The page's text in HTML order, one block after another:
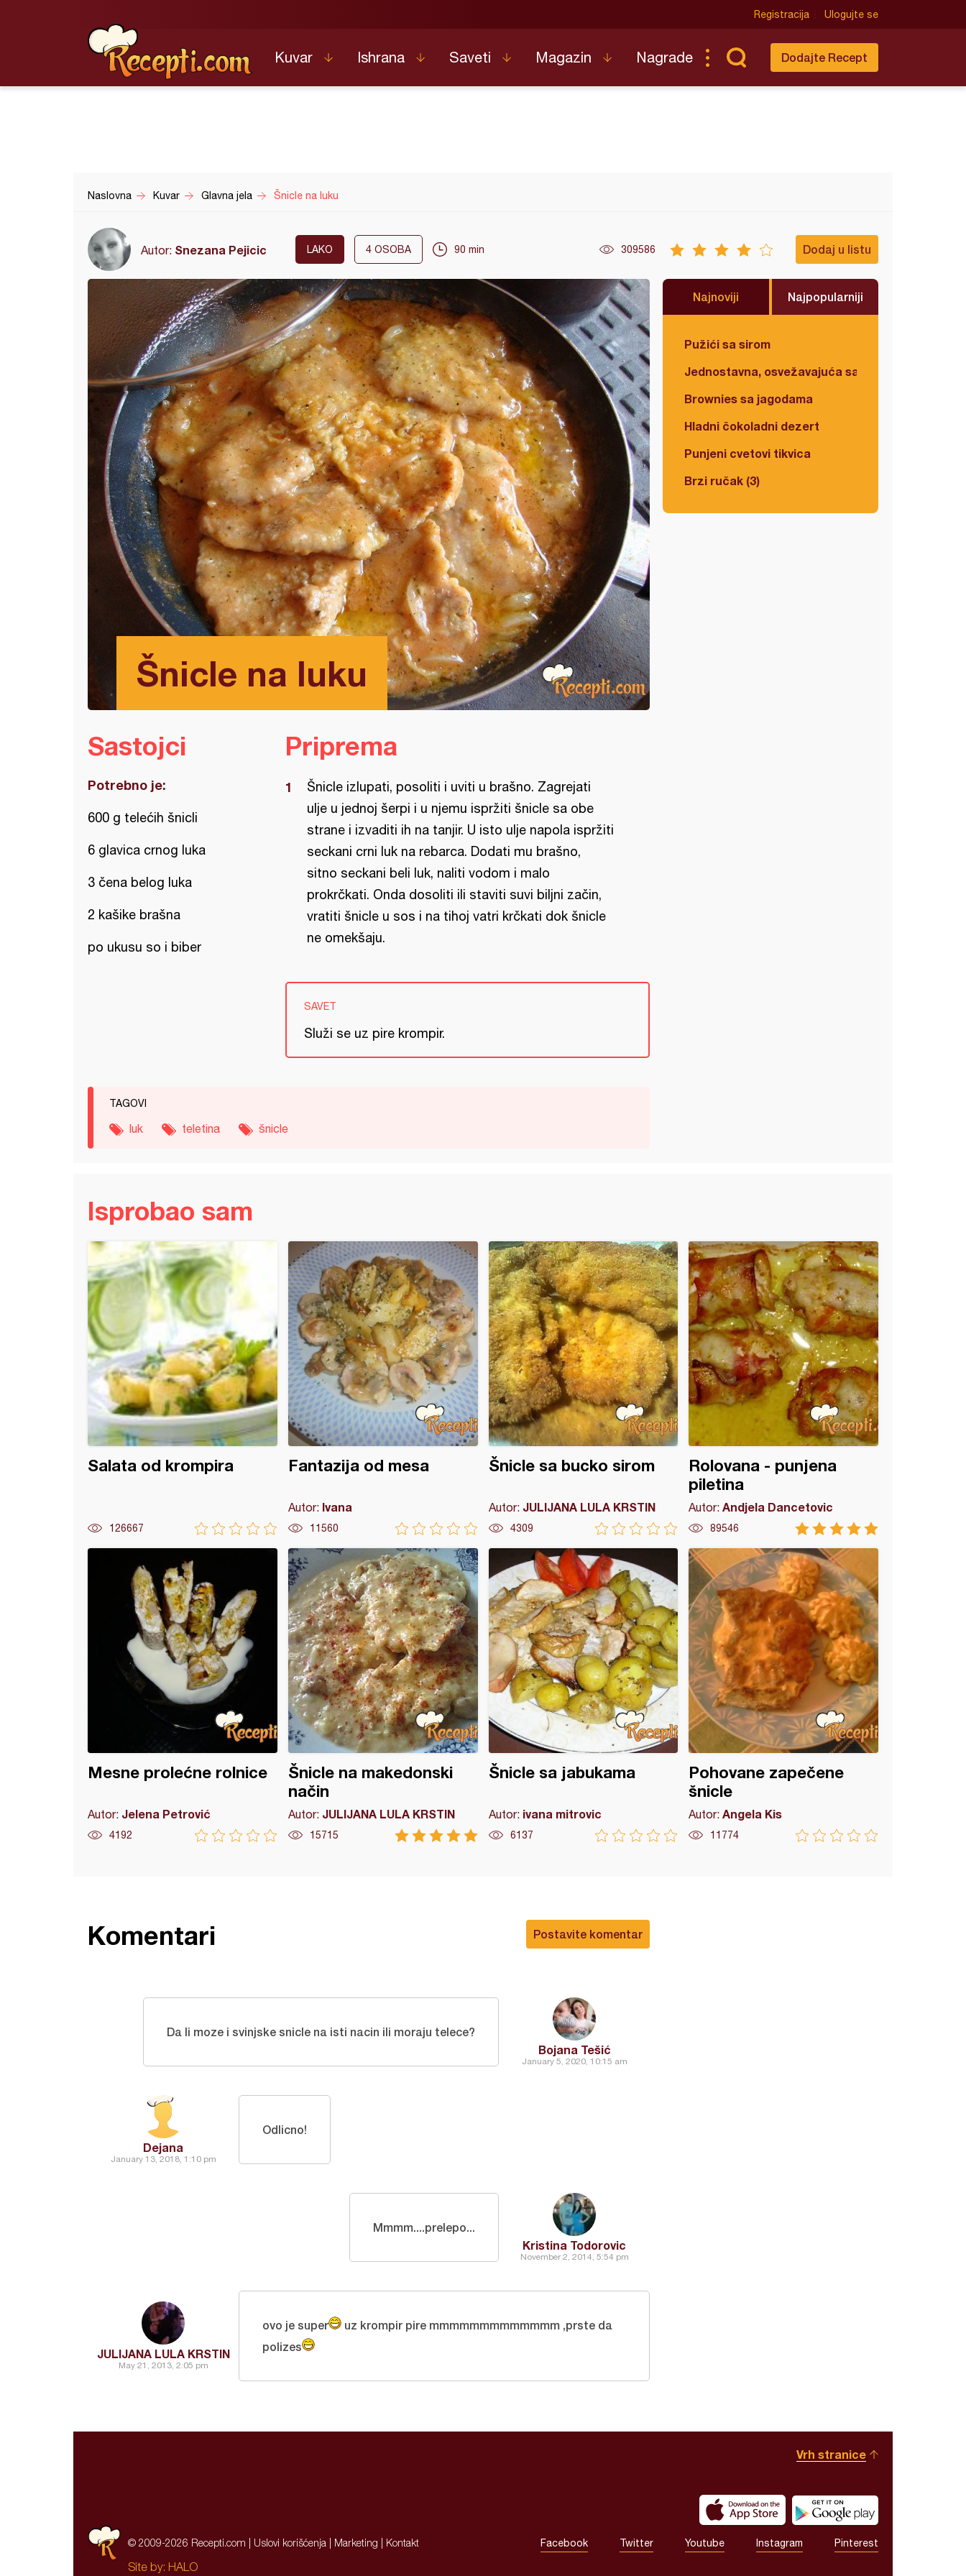
Registracija Ulogujte se
Kuvar Ishrana Saveti Magazin Nagrade Dodajte Recept
Naslovna Kuvar Glavna jela Šnicle na luku
Autor: Snezana Pejicic LAKO 4 OSOBA 90 min 309586 Dodaj u listu
Šnicle na luku
Najnoviji Najpopularniji
Pužići sa sirom
Jednostavna, osvežavajuća salata
Brownies sa jagodama
Hladni čokoladni dezert
Punjeni cvetovi tikvica
Brzi ručak (3)
Sastojci
Potrebno je:
600 g telećih šnicli
6 glavica crnog luka
3 čena belog luka
2 kašike brašna
po ukusu so i biber
Priprema
Šnicle izlupati, posoliti i uviti u brašno. Zagrejati
ulje u jednoj šerpi i u njemu ispržiti šnicle sa obe
strane i izvaditi ih na tanjir. U isto ulje napola ispržiti
seckani crni luk na rebarca. Dodati mu brašno,
sitno seckani beli luk, naliti vodom i malo
prokrčkati. Onda dosoliti ili staviti suvi biljni začin,
vratiti šnicle u sos i na tihoj vatri krčkati dok šnicle
ne omekšaju.
SAVET
Služi se uz pire krompir.
TAGOVI
luk teletina šnicle
Isprobao sam
Salata od krompira
126667
Fantazija od mesa
Autor: Ivana
11560
Šnicle sa bucko sirom
Autor: JULIJANA LULA KRSTIN
4309
Rolovana - punjena
piletina
Autor:Andjela Dancetovic
89546
- punjena piletina
Mesne prolećne rolnice
Autor: Jelena Petrović
4192
Šnicle na makedonski
način
Autor: JULIJANA LULA KRSTIN
15715
Šnicle sa jabukama
Autor: ivana mitrovic
6137
Pohovane zapečene
šnicle
Autor:Angela Kis
11774
zapečene šnicle
Postavite komentar
Komentari
Bojana Tešić
January 5, 2020, 10:15 am
Da li moze i svinjske snicle na isti nacin ili moraju telece?
Dejana
January 13, 2018, 1:10 pm
Odlicno!
Kristina Todorovic
November 2, 2014, 5:54 pm
Mmmm....prelepo...
JULIJANA LULA KRSTIN
May 21, 2013, 2:05 pm
ovo je super
uz krompir pire mmmmmmmmmmmmm ,prste da
polizes
Vrh stranice
© 2009-2026 Recepti.com | Uslovi korišćenja Marketing Kontakt Facebook Twitter Youtube Instagram Pinterest
Site by: HALO